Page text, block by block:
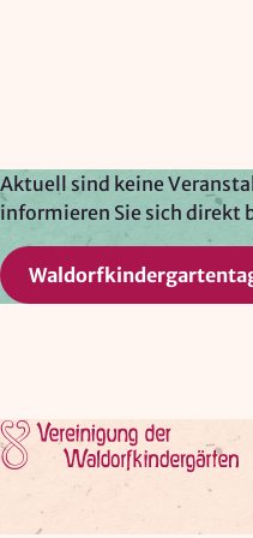
Aktuell sind keine
informieren Sie sich direkt
Rechtsgrundlage:
OPTIONAL
Mapbox